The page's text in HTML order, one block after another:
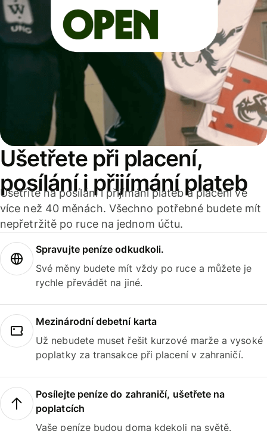
Ušetřete při placení,
posílání i přijímání plateb
Ušetříte na posílání i přijímání plateb a placení ve
více než 40 měnách. Všechno potřebné budete mít
nepřetržitě po ruce na jednom účtu.
Spravujte peníze odkudkoli.
Své měny budete mít vždy po ruce a můžete je
rychle převádět na jiné.
Mezinárodní debetní karta
Už nebudete muset řešit kurzové marže a vysoké
poplatky za transakce při placení v zahraničí.
Posílejte peníze do zahraničí, ušetřete na
poplatcích
Vaše peníze budou doma kdekoli na světě.